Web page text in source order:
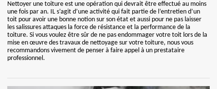
Nettoyer une toiture est une opération qui devrait être effectué au moins
une fois par an. IL s’agit d’une activité qui fait partie de l’entretien d’un
toit pour avoir une bonne notion sur son état et aussi pour ne pas laisser
les salissures attaques la force de résistance et la performance de la
toiture. Si vous voulez être sûr de ne pas endommager votre toit lors de la
mise en œuvre des travaux de nettoyage sur votre toiture, nous vous
recommandons vivement de penser à faire appel à un prestataire
professionnel.